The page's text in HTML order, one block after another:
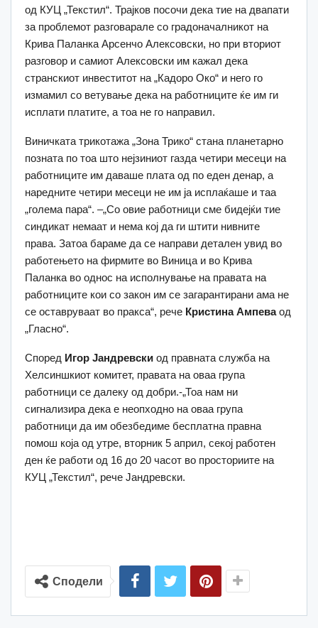
од КУЦ „Текстил“. Трајков посочи дека тие на двапати
за проблемот разговарале со градоначалникот на
Крива Паланка Арсенчо Алексовски, но при вториот
разговор и самиот Алексовски им кажал дека
странскиот инвеститот на „Кадоро Око“ и него го
измамил со ветување дека на работниците ќе им ги
исплати платите, а тоа не го направил.
Виничката трикотажа „Зона Трико“ стана планетарно
позната по тоа што нејзиниот газда четири месеци на
работниците им даваше плата од по еден денар, а
наредните четири месеци не им ја исплаќаше и таа
„голема пара“. –„Со овие работници сме бидејќи тие
синдикат немаат и нема кој да ги штити нивните
права. Затоа бараме да се направи детален увид во
работењето на фирмите во Виница и во Крива
Паланка во однос на исполнување на правата на
работниците кои со закон им се загарантирани ама не
се оставруваат во пракса“, рече Кристина Ампеваод
„Гласно“.
Според Игор Јандревски од правната служба на
Хелсиншкиот комитет, правата на оваа група
работници се далеку од добри.-„Тоа нам ни
сигнализира дека е неопходно на оваа група
работници да им обезбедиме бесплатна правна
помош која од утре, вторник 5 април, секој работен
ден ќе работи од 16 до 20 часот во просториите на
КУЦ „Текстил“, рече Јандревски.
Сподели